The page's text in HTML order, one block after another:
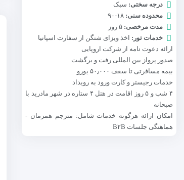
درجه سختی: سبک
محدوده سنی: ۱۸-۹۰
مدت مرخصی: ۵ روز
خدمات تور:
اخذ ویزای شنگن از سفارت اسپانیا
ارائه دعوت نامه از شرکت اروپایی
صدور پرواز بین المللی رفت و برگشت
بیمه مسافرتی تا سقف ۵۰٫۰۰۰ یورو
خدمات رجیستر و کارت ورود به رویداد
۴ شب و ۵ روز اقامت در هتل ۴ ستاره در شهر مادرید با
صبحانه
امکان ارائه هرگونه خدمات شامل: مترجم همزمان -
هماهنگی جلسات B۲B